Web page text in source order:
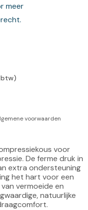
meer
btw)
voorwaarden
voor
De ferme druk in
extra ondersteuning
het hart voor een
vermoeide en
natuurlijke